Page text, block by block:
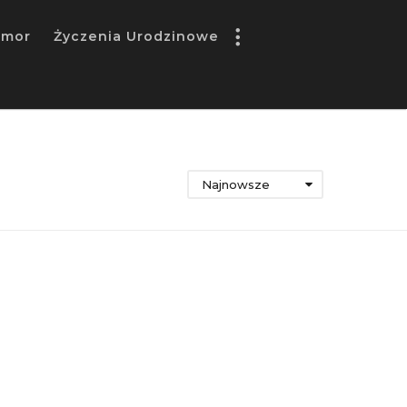
Życzenia Urodzinowe
Najnowsze